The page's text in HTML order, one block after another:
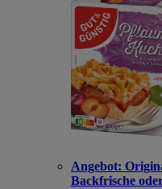
Angebot:
Backfrische